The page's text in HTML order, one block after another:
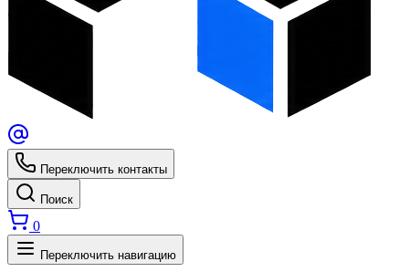
Переключить контакты
Поиск
0
Переключить навигацию